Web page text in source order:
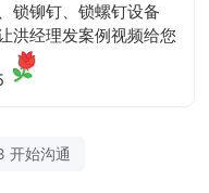
锁铆钉、锁螺钉设备
洪经理发案例视频给您
开始沟通